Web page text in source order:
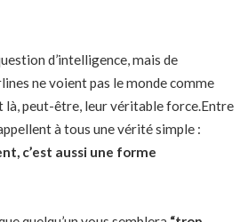
d’intelligence, mais de
ne voient pas le monde comme
là, peut-être, leur véritable force.Entre
à tous une vérité simple :
c’est aussi une forme